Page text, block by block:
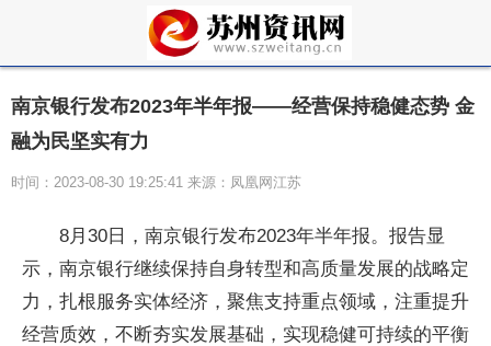
南京银行发布2023年半年报——经营保持稳健态势 金
融为民坚实有力
时间：2023-08-30 19:25:41 来源：凤凰网江苏
8月30日，南京银行发布2023年半年报。报告显
示，南京银行继续保持自身转型和高质量发展的战略定
力，扎根服务实体经济，聚焦支持重点领域，注重提升
经营质效，不断夯实发展基础，实现稳健可持续的平衡